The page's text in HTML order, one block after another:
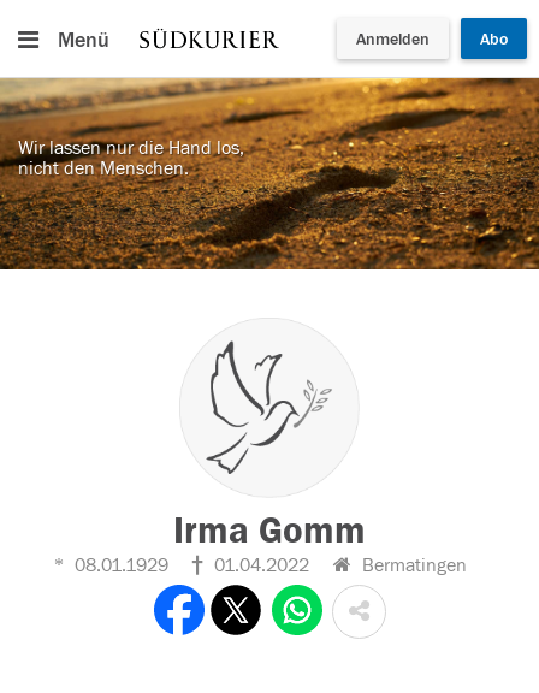
Menü Anmelden Abo
Wir lassen nur die Hand los,
nicht den Menschen.
Irma Gomm
08.01.1929 01.04.2022 Bermatingen